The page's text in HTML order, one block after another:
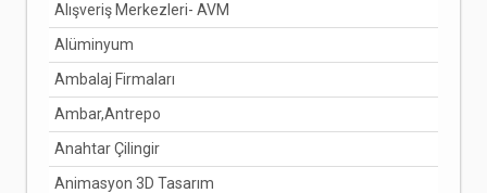
Alışveriş Merkezleri- AVM
Alüminyum
Ambalaj Firmaları
Ambar,Antrepo
Anahtar Çilingir
Animasyon 3D Tasarım